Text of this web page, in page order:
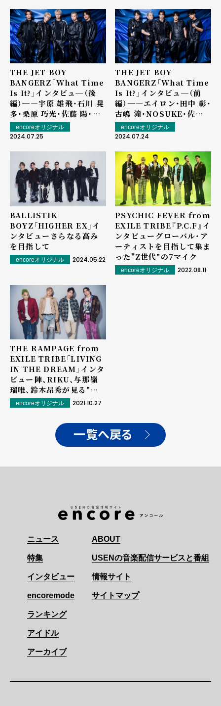
THE JET BOY
BANGERZ「What Time
Is It?」インタビュ─（後
編）─―宇原 雄飛・石川 晃
多・桑原 巧光・佐藤 陽・中
村 碧
encoreオリジナル
2024.07.25
THE JET BOY
BANGERZ「What Time
Is It?」インタビュ─（前
編）─―エイロン・田中 彰・
古嶋 滝・NOSUKE・佐藤
蒼虎
encoreオリジナル
2024.07.24
BALLISTIK
BOYZ「HIGHER EX」イ
ンタビュー――さらなる高み
を目指して
encoreオリジナル 2024.05.22
PSYCHIC FEVER from
EXILE TRIBE『P.C.F』イ
ンタビュー――グローバル・ア
ーティストを目指して集ま
った"Z世代"の7マイク
encoreオリジナル 2022.08.11
THE RAMPAGE from
EXILE TRIBE「LIVING
IN THE DREAM」インタ
ビュー――陣、RIKU、与那嶺
瑠唯、鈴木昂秀が見る"明
日の夢"
encoreオリジナル 2021.10.27
一覧へ戻る
ニュース
特集
インタビュー
encoremode
ランキング
アイドル
アーカイブ
ABOUT
USENの音楽配信サービスと番組
情報サイト
サイトマップ